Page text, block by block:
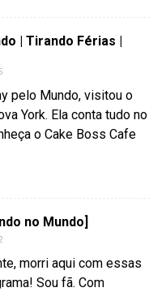
| Tirando Férias |
pelo Mundo, visitou o
York. Ela conta tudo no
o Cake Boss Cafe
no Mundo]
morri aqui com essas
Sou fã. Com